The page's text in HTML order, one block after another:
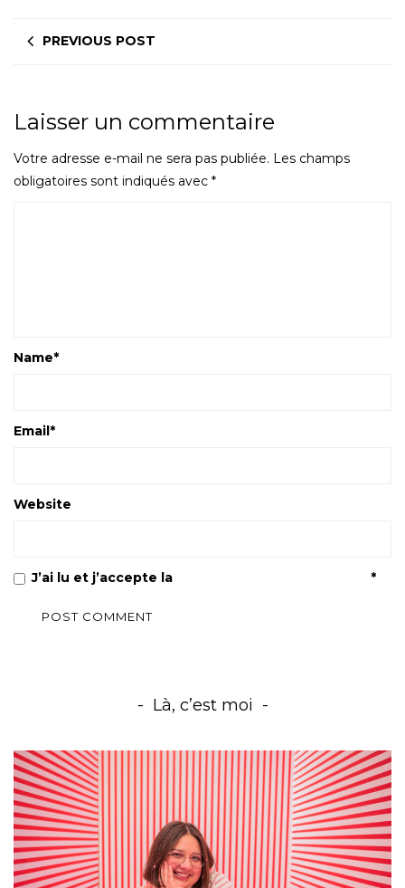
PREVIOUS POST
Laisser un commentaire
Votre adresse e-mail ne sera pas publiée. Les champs
obligatoires sont indiqués avec *
Name*
Email*
Website
J’ai lu et j’accepte la *
Là, c’est moi